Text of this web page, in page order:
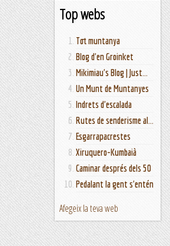
Top webs
Tot muntanya
Blog d'en Groinket
Mikimiau's Blog | Just...
Un Munt de Muntanyes
Indrets d'escalada
Rutes de senderisme al...
Esgarrapacrestes
Xiruquero-Kumbaià
Caminar després dels 50
Pedalant la gent s'entén
Afegeix la teva web